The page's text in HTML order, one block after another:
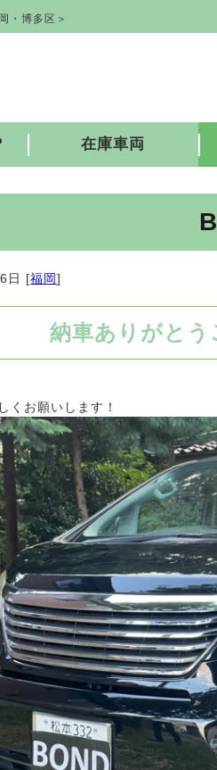
・博多区＞
在庫車両
日 [福岡]
納車ありがと
くお願いします！